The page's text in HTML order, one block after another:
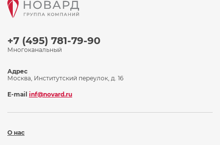
+7 (495) 781-79-90
Многоканальный
О нас
Адрес
Москва, Институтский переулок, д. 16
E-mail inf@novard.ru